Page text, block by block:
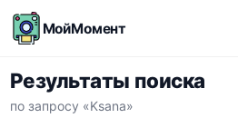
МойМомент
Результаты поиска
по запросу «Ksana»